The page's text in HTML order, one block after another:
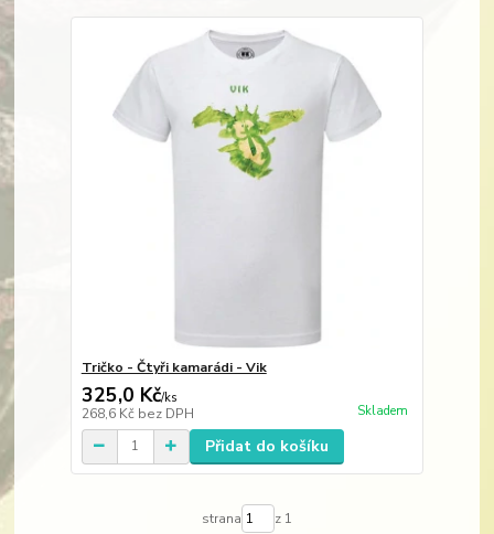
Tričko - Čtyři kamarádi - Vik
325,0 Kč/ks
268,6 Kč bez DPH Skladem
Přidat do košíku
strana z 1